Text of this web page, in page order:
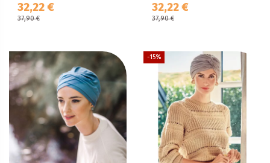
32,22 €
37,90 €
32,22 €
37,90 €
-15%